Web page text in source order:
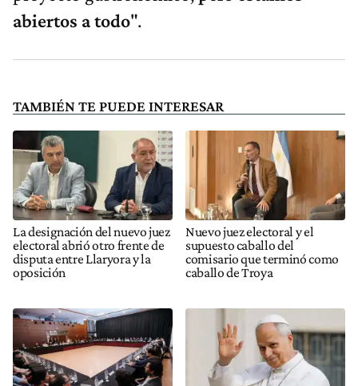
abiertos a todo".
TAMBIÉN TE PUEDE INTERESAR
La designación del nuevo juez
electoral abrió otro frente de
disputa entre Llaryora y la
oposición
Nuevo juez electoral y el
supuesto caballo del
comisario que terminó como
caballo de Troya